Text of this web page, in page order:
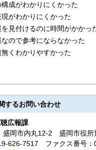
成がわかりにくかった
がわかりにくかった
を見付けるのに時間がかかっ
ので参考にならなかった
くわかりやすかった
するお問い合わせ
広報課
岡市内丸12-2 盛岡市役所
626-7517 ファクス番号：